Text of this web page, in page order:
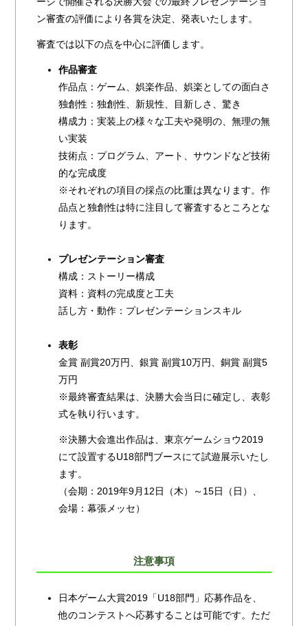
ン審査の評価により各賞を決定、発表いたします。
審査では以下の点を中心に評価します。
作品審査
作品点：ゲーム、娯楽作品、娯楽としての面白さ
独創性：独創性、新規性、目新しさ、驚き
構成力：実装上の様々な工夫や発明の、無理の無
い実装
技術点：プログラム、アート、サウンドなど技術
的な完成度
※それぞれの項目の採点の比重は異なります。作
品点と独創性は特に注目して審査するところとな
ります。
プレゼンテーション審査
構成：ストーリー構成
資料：資料の完成度と工夫
話し方・動作：プレゼンテーションスキル
表彰
金賞 副賞20万円、銀賞 副賞10万円、銅賞 副賞5
万円
※最終審査結果は、決勝大会当日に確定し、表彰
式を執り行います。
※決勝大会進出作品は、東京ゲームショウ2019
にて設置するU18部門ブースにて試遊展示いたし
ます。
（会期：2019年9月12日（木）～15日（日）、
会場：幕張メッセ）
注意事項
日本ゲーム大賞2019「U18部門」応募作品を、
他のコンテストへ応募することは可能です。ただ